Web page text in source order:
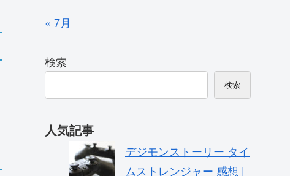
« 7月
検索
検索
人気記事
デジモンストーリー タイ
ムストレンジャー 感想 |